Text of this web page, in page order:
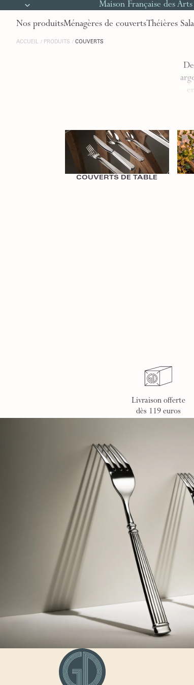
Maison Française des
Nos produitsMénagères de couvertsThéières
ACCUEIL PRODUITS COUVERTS
Couverts de table
COUVERTS DE TABLE
Livraison offerte
dès 119 euros